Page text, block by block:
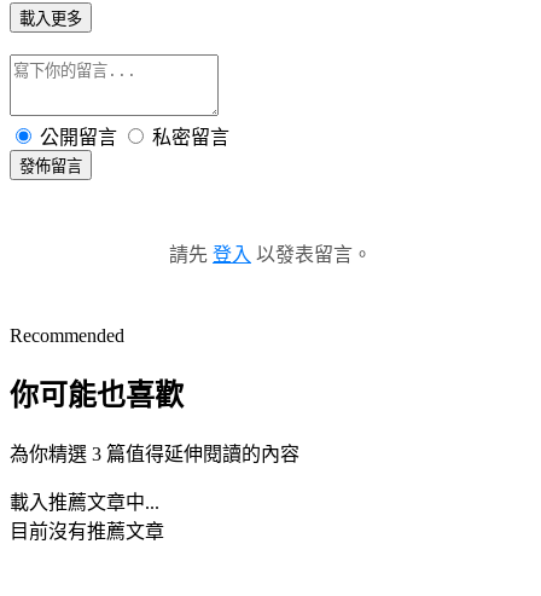
載入更多
公開留言 私密留言
發佈留言
請先 登入 以發表留言。
Recommended
你可能也喜歡
為你精選 3 篇值得延伸閱讀的內容
載入推薦文章中...
目前沒有推薦文章